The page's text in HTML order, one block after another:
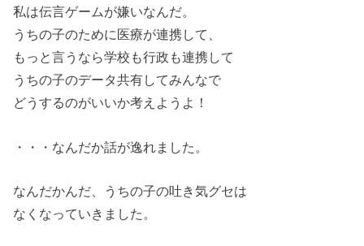
私は伝言ゲームが嫌いなんだ。
うちの子のために医療が連携して、
もっと言うなら学校も行政も連携して
うちの子のデータ共有してみんなで
どうするのがいいか考えようよ！
・・・なんだか話が逸れました。
なんだかんだ、うちの子の吐き気グセは
なくなっていきました。